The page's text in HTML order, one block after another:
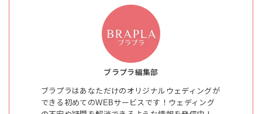
ブラプラ編集部
ブラプラはあなただけのオリジナルウェディングが
できる初めてのWEBサービスです！ウェディング